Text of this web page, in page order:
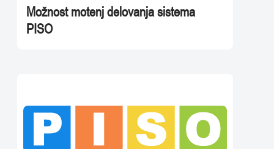
Možnost motenj delovanja sistema
PISO